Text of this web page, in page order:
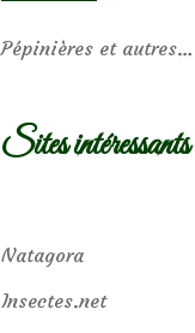
Pépinières et autres…
Sites intéressants
Natagora
Insectes.net